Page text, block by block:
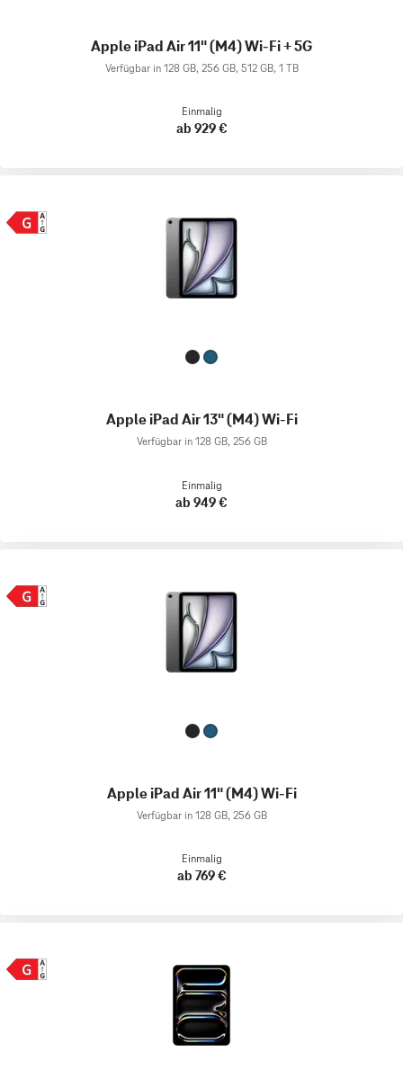
Apple iPad Air 11" (M4) Wi-Fi + 5G
Verfügbar in 128 GB, 256 GB, 512 GB, 1 TB
Einmalig
ab 929 €
Apple iPad Air 13" (M4) Wi-Fi
Verfügbar in 128 GB, 256 GB
Einmalig
ab 949 €
Apple iPad Air 11" (M4) Wi-Fi
Verfügbar in 128 GB, 256 GB
Einmalig
ab 769 €